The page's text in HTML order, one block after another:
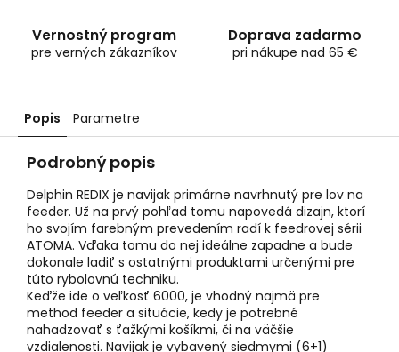
Vernostný program
pre verných zákazníkov
Doprava zadarmo
pri nákupe nad 65 €
Popis Parametre
Podrobný popis
Delphin REDIX je navijak primárne navrhnutý pre lov na
feeder. Už na prvý pohľad tomu napovedá dizajn, ktorí
ho svojím farebným prevedením radí k feedrovej sérii
ATOMA. Vďaka tomu do nej ideálne zapadne a bude
dokonale ladiť s ostatnými produktami určenými pre
túto rybolovnú techniku.
Keďže ide o veľkosť 6000, je vhodný najmä pre
method feeder a situácie, kedy je potrebné
nahadzovať s ťažkými košíkmi, či na väčšie
vzdialenosti. Navijak je vybavený siedmymi (6+1)